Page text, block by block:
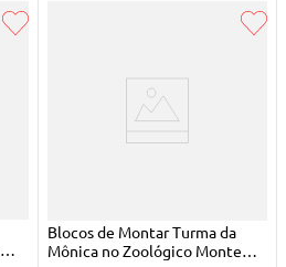
Blocos de Montar Turma da
Mônica no Zoológico Monte